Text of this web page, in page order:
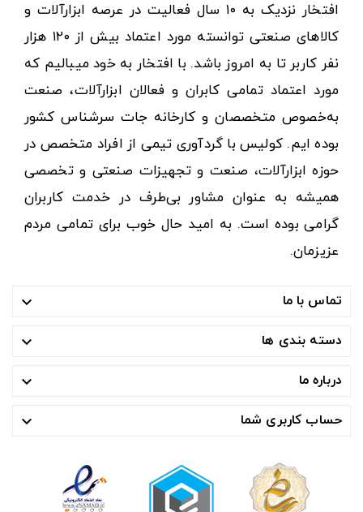
افتخار نزدیک به ۱۰ سال فعالیت در عرصه ابزارآلات و
کالاهای صنعتی توانسته مورد اعتماد بیش از ۱۲۰ هزار
نفر کاربر تا به امروز باشد. با افتخار به خود میبالیم که
مورد اعتماد تمامی کابران و فعالان ابزارآلات، صنعت
به‌خصوص متخصصان و کارخانه جات سرشناس کشور
بوده ایم. کولیس با گردآوری تیمی از افراد متخصص در
حوزه ابزارآلات، صنعت و تجهیزات صنعتی و تخصصی
همیشه به عنوان مشاور بی‌طرف در خدمت کاربران
گرامی بوده است. به امید حال خوب برای تمامی مردم
عزیزمان.
تماس با ما 
دسته بندی ها 
درباره ما 
حساب کاربری شما 